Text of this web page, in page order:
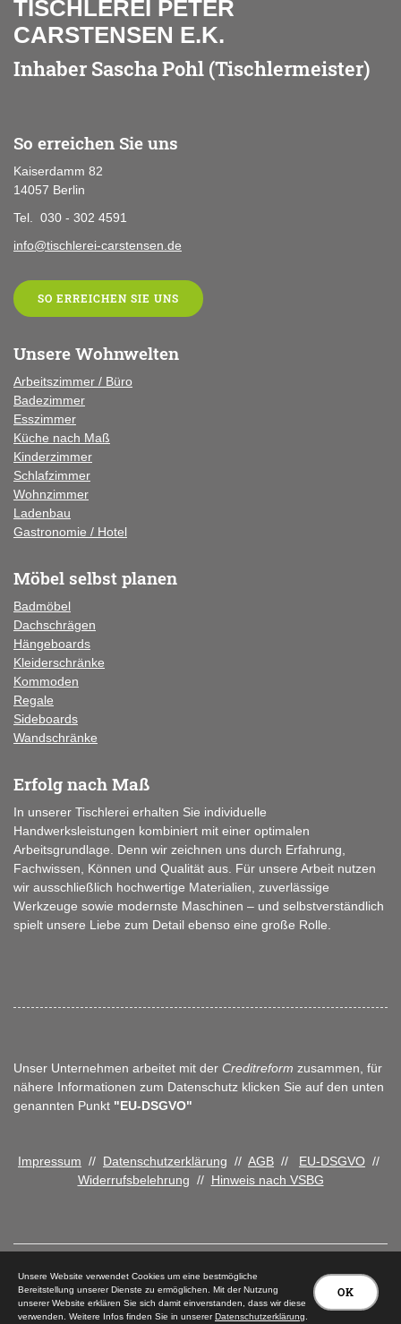
TISCHLEREI PETER
CARSTENSEN E.K.
Inhaber Sascha Pohl (Tischlermeister)
So erreichen Sie uns
Kaiserdamm 82
14057 Berlin
Tel. 030 - 302 4591
info@tischlerei-carstensen.de
SO ERREICHEN SIE UNS
Unsere Wohnwelten
Arbeitszimmer / Büro
Badezimmer
Esszimmer
Küche nach Maß
Kinderzimmer
Schlafzimmer
Wohnzimmer
Ladenbau
Gastronomie / Hotel
Möbel selbst planen
Badmöbel
Dachschrägen
Hängeboards
Kleiderschränke
Kommoden
Regale
Sideboards
Wandschränke
Erfolg nach Maß
In unserer Tischlerei erhalten Sie individuelle
Handwerksleistungen kombiniert mit einer optimalen
Arbeitsgrundlage. Denn wir zeichnen uns durch Erfahrung,
Fachwissen, Können und Qualität aus. Für unsere Arbeit nutzen
wir ausschließlich hochwertige Materialien, zuverlässige
Werkzeuge sowie modernste Maschinen – und selbstverständlich
spielt unsere Liebe zum Detail ebenso eine große Rolle.
Unser Unternehmen arbeitet mit der Creditreform zusammen, für
nähere Informationen zum Datenschutz klicken Sie auf den unten
genannten Punkt "EU-DSGVO"
Impressum // Datenschutzerklärung // AGB // EU-DSGVO //
Widerrufsbelehrung // Hinweis nach VSBG
© 2026 Tischlerei Peter Carstensen
OK
Unsere Website verwendet Cookies um eine bestmögliche
Bereitstellung unserer Dienste zu ermöglichen. Mit der Nutzung
unserer Website erklären Sie sich damit einverstanden, dass wir diese
verwenden. Weitere Infos finden Sie in unsererDatenschutzerklärung